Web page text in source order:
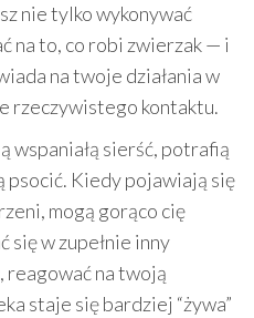
nie tylko wykonywać
na to, co robi zwierzak — i
na twoje działania w
rzeczywistego kontaktu.
wspaniałą sierść, potrafią
psocić. Kiedy pojawiają się
mogą gorąco cię
się w zupełnie inny
reagować na twoją
staje się bardziej “żywa”